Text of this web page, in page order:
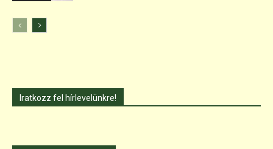
Iratkozz fel hírlevelünkre!